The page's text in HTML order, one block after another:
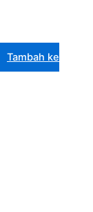
Tambah ke